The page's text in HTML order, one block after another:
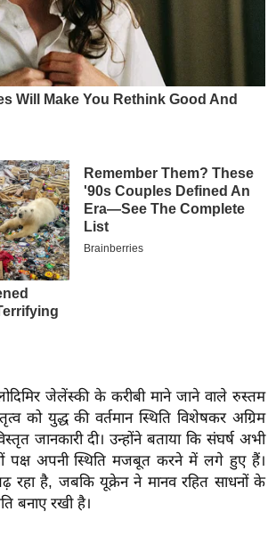
जेलेंस्की के करीबी माने जाने वाले रुस्तम
को युद्ध की वर्तमान स्थिति विशेषकर अग्रिम
जानकारी दी। उन्होंने बताया कि संघर्ष अभी
पक्ष अपनी स्थिति मजबूत करने में लगे हुए हैं।
रहा है, जबकि यूक्रेन ने मानव रहित साधनों के
बनाए रखी है।